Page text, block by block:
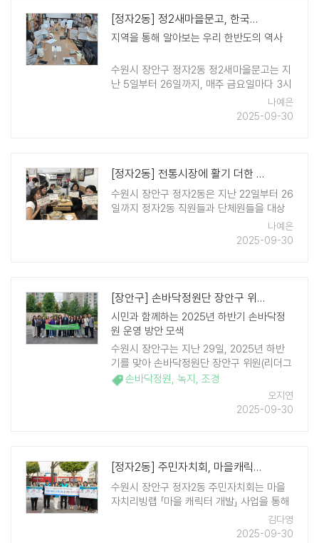
[정자2동] 정2새마을문고, 한국사 배우기 프로젝트 진행
지역을 통해 알아보는 우리 한반도의 역사
수원시 장안구 정자2동 정2새마을문고는 지
난 5일부터 26일까지, 매주 금요일마다 3시
간씩 초등학생들을 대상으로 한국사 특강을
진행했다. 이번 특강은 지역들을 중심으로
나예은
2025-09-30
[정자2동] 전통시장에 활기 더한 추석맞이 장보기
수원시 장안구 정자2동은 지난 22일부터 26
일까지 정자2동 직원들과 단체원들을 대상
으로 '추석맞이 전통시장 장보기 주간'을 운
영했다. 추석을 맞이하여 전통시장 활성화와
나예은
2025-09-30
[장안구] 손바닥정원단 장안구 위원(리더)과 간담회 개최
시민과 함께하는 2025년 하반기 손바닥정
원 운영 방안 모색
수원시 장안구는 지난 29일, 2025년 하반
기를 맞아 손바닥정원단 장안구 위원(리더그
룹)과 간담회를 개최했다. 이번 간담회는 손
바닥정원단 장안구분과위원장 등 12명의 시
민들과 장안구청장을 비롯한 시 관계 ..
손바닥정원, 녹지 , 조경
오지연
2025-09-30
[정자2동] 주민자치회, 마을캐릭터 개발을 통한 마을브랜딩
수원시 장안구 정자2동 주민자치회는 마을
자치리빙랩 「마을 캐릭터 개발」 사업을 통해
지난 6월부터 진행해온 캐릭터 개발과정을
주민과 공유하고 주민 설문투표 결과를 바탕
김다영
2025-09-30